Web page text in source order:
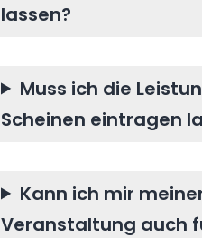
lassen?
Muss ich die
Scheinen eintragen
Kann ich mir
Veranstaltung auch